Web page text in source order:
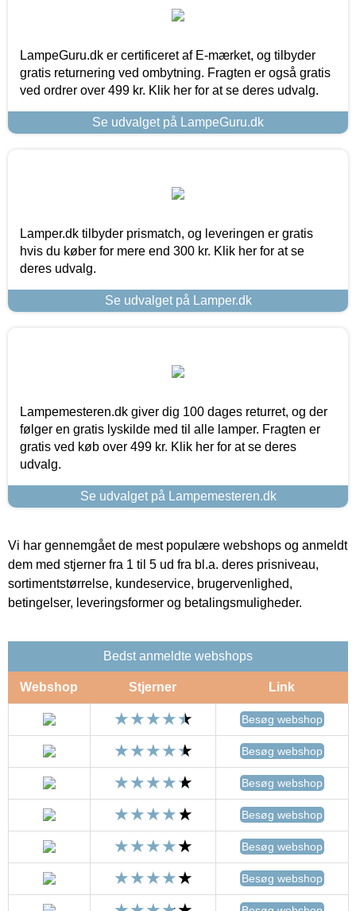
LampeGuru.dk er certificeret af E-mærket, og tilbyder
gratis returnering ved ombytning. Fragten er også gratis
ved ordrer over 499 kr. Klik her for at se deres udvalg.
Se udvalget på LampeGuru.dk
Lamper.dk tilbyder prismatch, og leveringen er gratis
hvis du køber for mere end 300 kr. Klik her for at se
deres udvalg.
Se udvalget på Lamper.dk
Lampemesteren.dk giver dig 100 dages returret, og der
følger en gratis lyskilde med til alle lamper. Fragten er
gratis ved køb over 499 kr. Klik her for at se deres
udvalg.
Se udvalget på Lampemesteren.dk
Vi har gennemgået de mest populære webshops og anmeldt
dem med stjerner fra 1 til 5 ud fra bl.a. deres prisniveau,
sortimentstørrelse, kundeservice, brugervenlighed,
betingelser, leveringsformer og betalingsmuligheder.
Bedst anmeldte webshops
Webshop Stjerner Link
Besøg webshop
Besøg webshop
Besøg webshop
Besøg webshop
Besøg webshop
Besøg webshop